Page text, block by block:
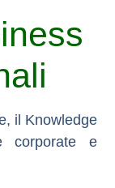
il Knowledge
corporate e